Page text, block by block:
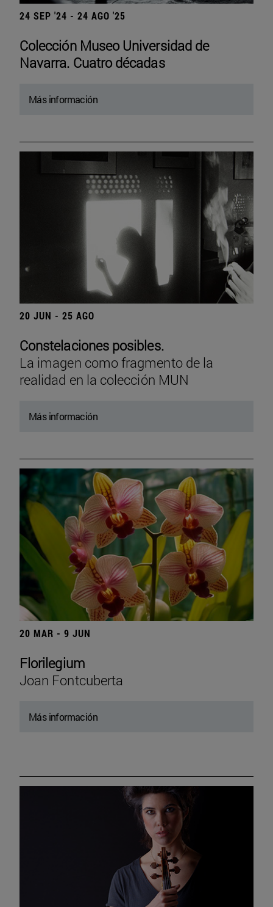
24 SEP '24 - 24 AGO '25
Colección Museo Universidad de
Navarra. Cuatro décadas
Más información
20 JUN - 25 AGO
Constelaciones posibles.
La imagen como fragmento de la
realidad en la colección MUN
Más información
20 MAR - 9 JUN
Florilegium
Joan Fontcuberta
Más información